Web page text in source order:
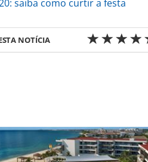
saiba como curtir a festa
NOTÍCIA
hotelaria/mercado/2019/12/
destinos_170152.html ou as
pela PANROTAS Editora
Não reproduza o conteúdo